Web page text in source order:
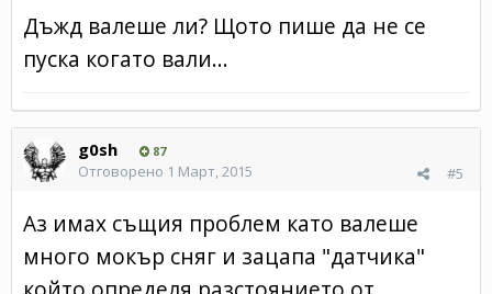
Дъжд валеше ли? Щото пише да не се
пуска когато вали...
g0sh 87
#5
Отговорено 1 Март, 2015
Аз имах същия проблем като валеше
много мокър сняг и зацапа "датчика"